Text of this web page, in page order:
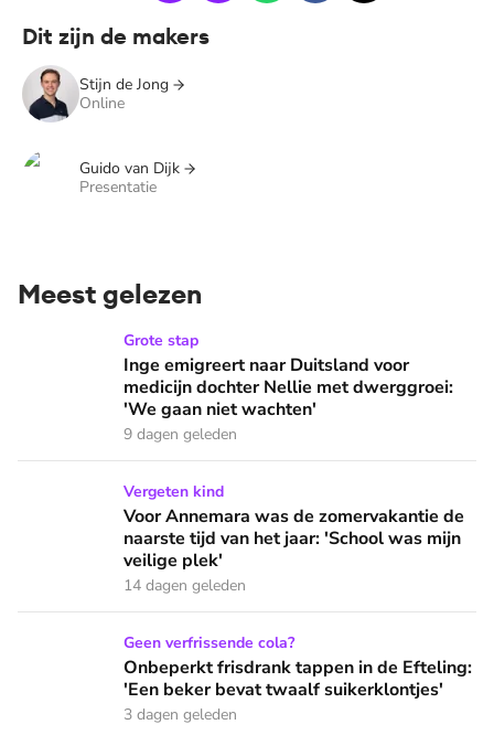
Dit zijn de makers
Stijn de Jong
Online
Guido van Dijk
Presentatie
Meest gelezen
Inge emigreert naar Duitsland voor medicijn dochter
Grote stap
Inge emigreert naar Duitsland voor
medicijn dochter Nellie met dwerggroei:
'We gaan niet wachten'
9 dagen geleden
Voor Annemara was de zomervakantie de naarste tijd van
Vergeten kind
Voor Annemara was de zomervakantie de
naarste tijd van het jaar: 'School was mijn
veilige plek'
14 dagen geleden
Onbeperkt frisdrank tappen in de Efteling: 'Een beker
Geen verfrissende cola?
Onbeperkt frisdrank tappen in de Efteling:
'Een beker bevat twaalf suikerklontjes'
3 dagen geleden